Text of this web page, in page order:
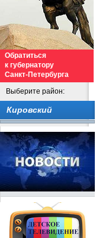
Обратиться
к губернатору
Санкт-Петербурга
Выберите район:
Кировский